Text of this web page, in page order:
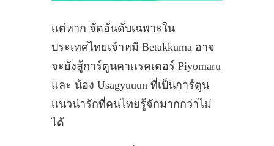
เเต่หาก จัดอันดับเฉพาะใน
ประเทศไทยเจ้าหมี Betakkuma อาจ
จะยังสู้การ์ตูนคาเเรคเตอร์ Piyomaru
และ น้อง Usagyuuun ที่เป็นการ์ตูน
เเนวน่ารักที่คนไทยรู้จักมากกว่าไม่
ได้